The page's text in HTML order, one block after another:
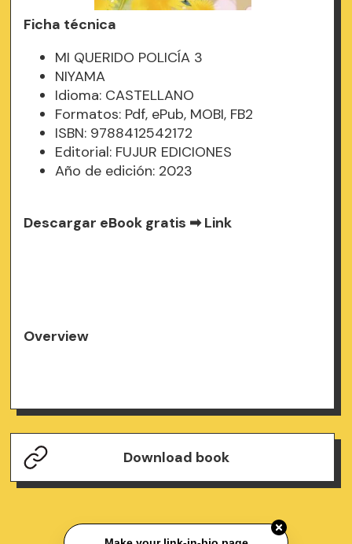
Ficha técnica
MI QUERIDO POLICÍA 3
NIYAMA
Idioma: CASTELLANO
Formatos: Pdf, ePub, MOBI, FB2
ISBN: 9788412542172
Editorial: FUJUR EDICIONES
Año de edición: 2023
Descargar eBook gratis ➡Link
Overview
Download book